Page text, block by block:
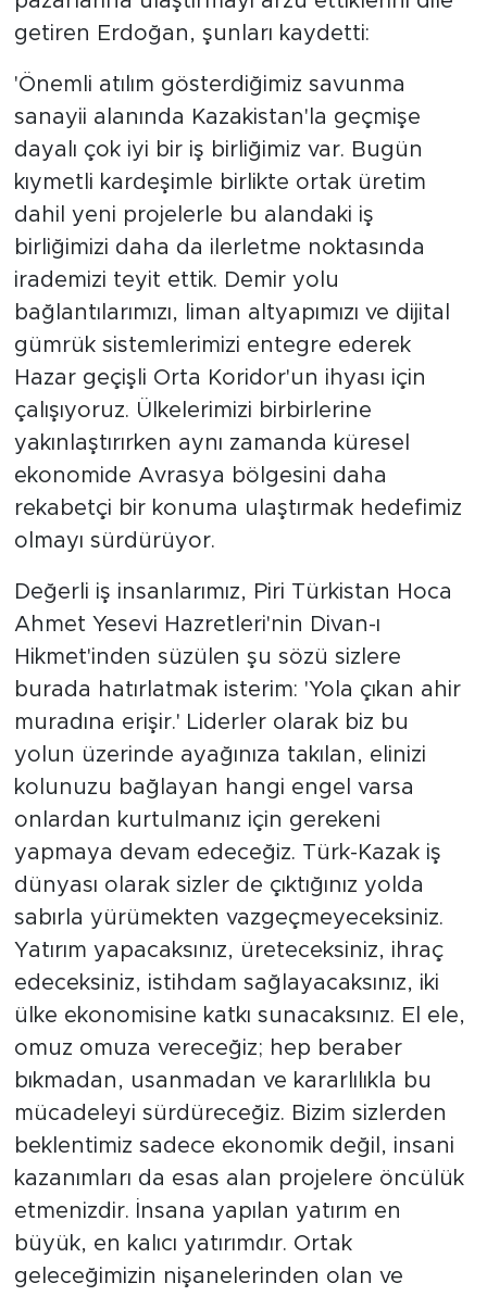
getiren Erdoğan, şunları kaydetti:
'Önemli atılım gösterdiğimiz savunma
sanayii alanında Kazakistan'la geçmişe
dayalı çok iyi bir iş birliğimiz var. Bugün
kıymetli kardeşimle birlikte ortak üretim
dahil yeni projelerle bu alandaki iş
birliğimizi daha da ilerletme noktasında
irademizi teyit ettik. Demir yolu
bağlantılarımızı, liman altyapımızı ve dijital
gümrük sistemlerimizi entegre ederek
Hazar geçişli Orta Koridor'un ihyası için
çalışıyoruz. Ülkelerimizi birbirlerine
yakınlaştırırken aynı zamanda küresel
ekonomide Avrasya bölgesini daha
rekabetçi bir konuma ulaştırmak hedefimiz
olmayı sürdürüyor.
Değerli iş insanlarımız, Piri Türkistan Hoca
Ahmet Yesevi Hazretleri'nin Divan-ı
Hikmet'inden süzülen şu sözü sizlere
burada hatırlatmak isterim: 'Yola çıkan ahir
muradına erişir.' Liderler olarak biz bu
yolun üzerinde ayağınıza takılan, elinizi
kolunuzu bağlayan hangi engel varsa
onlardan kurtulmanız için gerekeni
yapmaya devam edeceğiz. Türk-Kazak iş
dünyası olarak sizler de çıktığınız yolda
sabırla yürümekten vazgeçmeyeceksiniz.
Yatırım yapacaksınız, üreteceksiniz, ihraç
edeceksiniz, istihdam sağlayacaksınız, iki
ülke ekonomisine katkı sunacaksınız. El ele,
omuz omuza vereceğiz; hep beraber
bıkmadan, usanmadan ve kararlılıkla bu
mücadeleyi sürdüreceğiz. Bizim sizlerden
beklentimiz sadece ekonomik değil, insani
kazanımları da esas alan projelere öncülük
etmenizdir. İnsana yapılan yatırım en
büyük, en kalıcı yatırımdır. Ortak
geleceğimizin nişanelerinden olan ve